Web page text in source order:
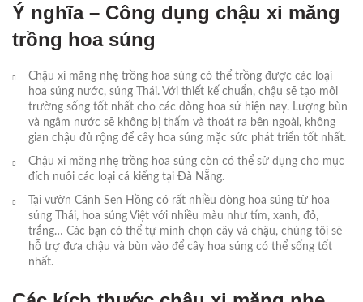
Ý nghĩa – Công dụng chậu xi măng
trồng hoa súng
Chậu xi măng nhẹ trồng hoa súng có thể trồng được các loại
hoa súng nước, súng Thái. Với thiết kế chuẩn, chậu sẽ tạo môi
trường sống tốt nhất cho các dòng hoa sứ hiện nay. Lượng bùn
và ngâm nước sẽ không bị thấm và thoát ra bên ngoài, không
gian chậu đủ rộng để cây hoa súng mặc sức phát triển tốt nhất.
Chậu xi măng nhẹ trồng hoa súng còn có thể sử dụng cho mục
đích nuôi các loại cá kiểng tại Đà Nẵng.
Tại vườn Cánh Sen Hồng có rất nhiều dòng hoa súng từ hoa
súng Thái, hoa súng Việt với nhiều màu như tím, xanh, đỏ,
trắng… Các bạn có thể tự mình chọn cây và chậu, chúng tôi sẽ
hỗ trợ đưa chậu và bùn vào để cây hoa súng có thể sống tốt
nhất.